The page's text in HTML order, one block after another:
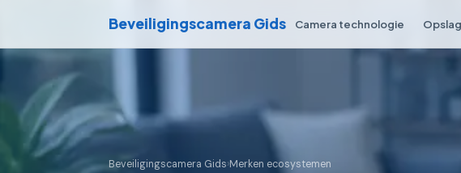
Beveiligingscamera Gids Camera technologie
Beveiligingscamera Gids›Merken ecosystemen